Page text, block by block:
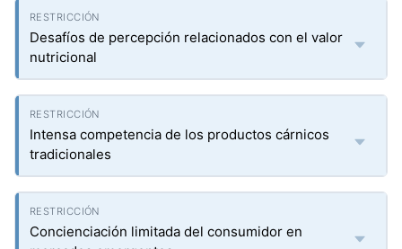
Desafíos de percepción relacionados con el valor
nutricional
Intensa competencia de los productos cárnicos
tradicionales
Concienciación limitada del consumidor en